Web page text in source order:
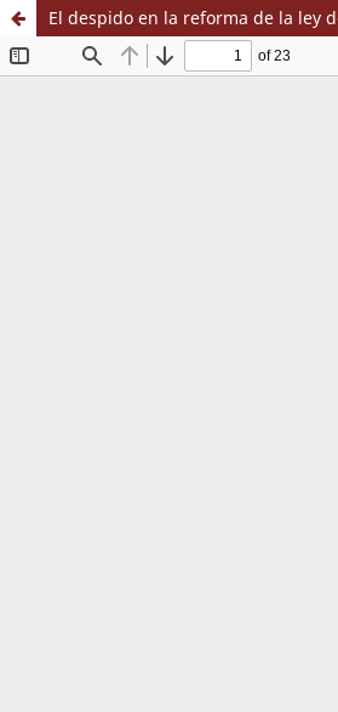
El despido en la reforma de la ley